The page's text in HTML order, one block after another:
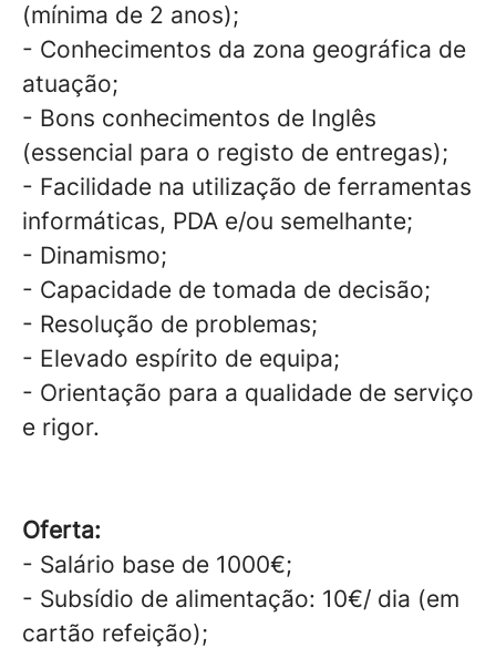
(mínima de 2 anos);
- Conhecimentos da zona geográfica de
atuação;
- Bons conhecimentos de Inglês
(essencial para o registo de entregas);
- Facilidade na utilização de ferramentas
informáticas, PDA e/ou semelhante;
- Dinamismo;
- Capacidade de tomada de decisão;
- Resolução de problemas;
- Elevado espírito de equipa;
- Orientação para a qualidade de serviço
e rigor.
Oferta:
- Salário base de 1000€;
- Subsídio de alimentação: 10€/ dia (em
cartão refeição);